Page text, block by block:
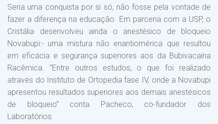
Seria uma conquista por si só, não fosse pela vontade de
fazer a diferença na educação. Em parceria com a USP, o
Cristália desenvolveu ainda o anestésico de bloqueio
Novabupi:- uma mistura não enantiomérica que resultou
em eficácia e segurança superiores aos da Bubivacaína
Racêmica. “Entre outros estudos, o que foi realizado
através do Instituto de Ortopedia fase IV, onde a Novabupi
apresentou resultados superiores aos demais anestésicos
de bloqueio” conta Pacheco, co-fundador dos
Laboratórios.